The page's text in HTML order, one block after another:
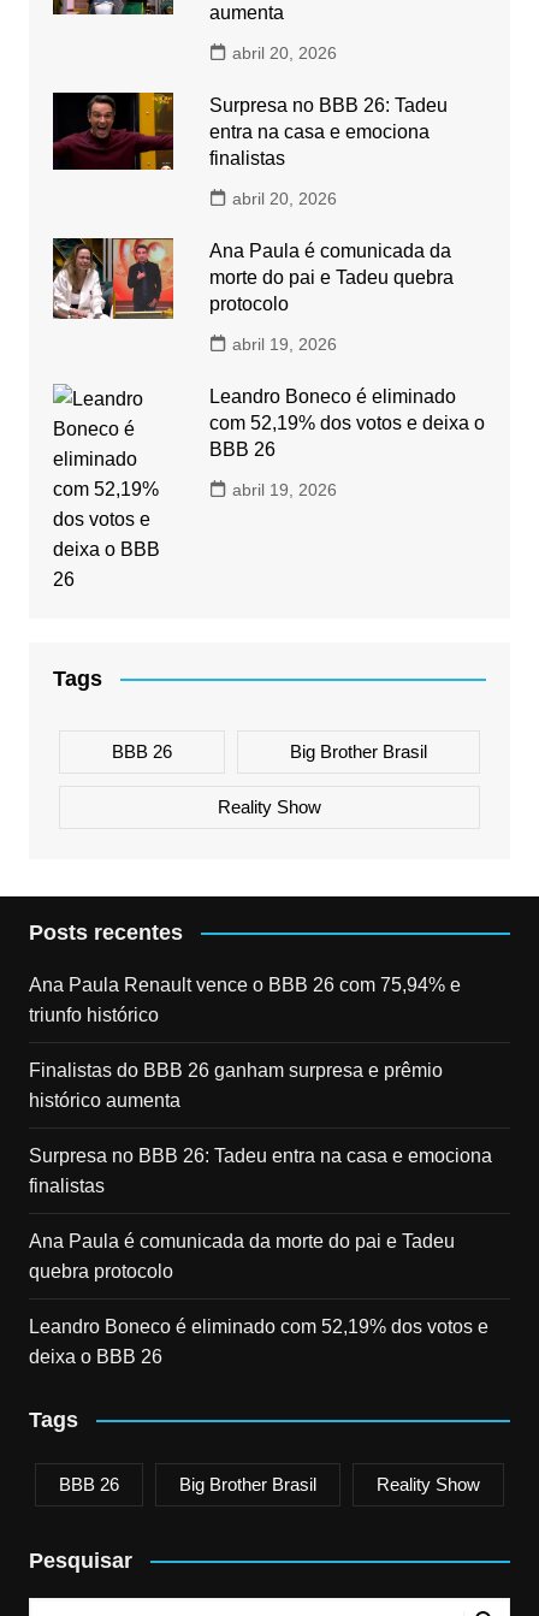
aumenta
abril 20, 2026
Surpresa no BBB 26: Tadeu
entra na casa e emociona
finalistas
abril 20, 2026
Ana Paula é comunicada da
morte do pai e Tadeu quebra
protocolo
abril 19, 2026
Leandro Boneco é eliminado
com 52,19% dos votos e deixa o
BBB 26
abril 19, 2026
Tags
BBB 26 Big Brother Brasil
Reality Show
Posts recentes
Ana Paula Renault vence o BBB 26 com 75,94% e
triunfo histórico
Finalistas do BBB 26 ganham surpresa e prêmio
histórico aumenta
Surpresa no BBB 26: Tadeu entra na casa e emociona
finalistas
Ana Paula é comunicada da morte do pai e Tadeu
quebra protocolo
Leandro Boneco é eliminado com 52,19% dos votos e
deixa o BBB 26
Tags
BBB 26 Big Brother Brasil Reality Show
Pesquisar